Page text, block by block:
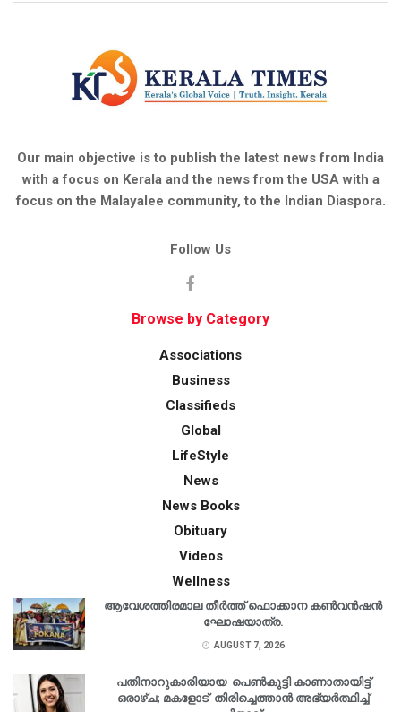
Our main objective is to publish the latest news from India
with a focus on Kerala and the news from the USA with a
focus on the Malayalee community, to the Indian Diaspora.
Follow Us
Browse by Category
Associations
Business
Classifieds
Global
LifeStyle
News
News Books
Obituary
Videos
Wellness
ആവേശത്തിരമാല തീർത്ത് ഫൊക്കാന കൺവൻഷൻ
ഘോഷയാത്ര.
AUGUST 7, 2026
പതിനാറുകാരിയായ പെൺകുട്ടി കാണാതായിട്ട്
ഒരാഴ്ച; മകളോട് തിരിച്ചെത്താൻ അഭ്യർത്ഥിച്ച്